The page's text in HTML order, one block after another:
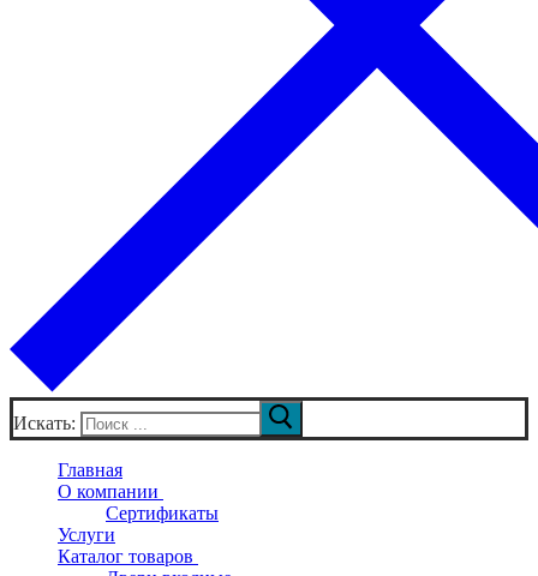
Искать:
Главная
О компании
Сертификаты
Услуги
Каталог товаров